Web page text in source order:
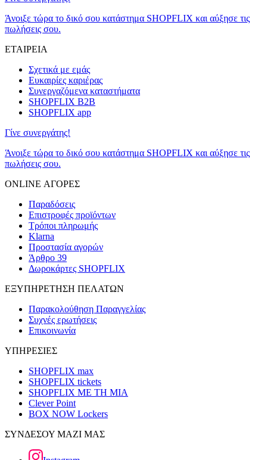
Άνοιξε τώρα το δικό σου κατάστημα SHOPFLIX και αύξησε τις
πωλήσεις σου.
ΕΤΑΙΡΕΙΑ
Σχετικά με εμάς
Ευκαιρίες καριέρας
Συνεργαζόμενα καταστήματα
SHOPFLIX B2B
SHOPFLIX app
Γίνε συνεργάτης!
Άνοιξε τώρα το δικό σου κατάστημα SHOPFLIX και αύξησε τις
πωλήσεις σου.
ONLINE ΑΓΟΡΕΣ
Παραδόσεις
Επιστροφές προϊόντων
Τρόποι πληρωμής
Klarna
Προστασία αγορών
Άρθρο 39
Δωροκάρτες SHOPFLIX
ΕΞΥΠΗΡΕΤΗΣΗ ΠΕΛΑΤΩΝ
Παρακολούθηση Παραγγελίας
Συχνές ερωτήσεις
Επικοινωνία
ΥΠΗΡΕΣΙΕΣ
SHOPFLIX max
SHOPFLIX tickets
SHOPFLIX ΜΕ ΤΗ ΜΙΑ
Clever Point
BOX NOW Lockers
ΣΥΝΔΕΣΟΥ ΜΑΖΙ ΜΑΣ